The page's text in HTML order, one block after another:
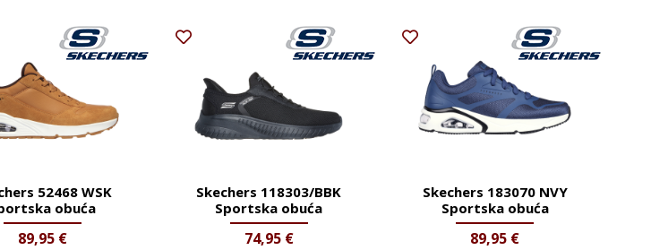
52468 WSK
obuća
89,95 €
Skechers 118303/BBK
Sportska obuća
74,95 €
Skechers 183070 NVY
Sportska obuća
89,95 €